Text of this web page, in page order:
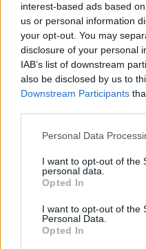
interest-based ads based
us or personal information
your opt-out. You may
disclosure of your personal
IAB’s list of downstream
also be disclosed by us to
Downstream Participants
Please note that this
not limited to your visit or
grant or deny consent to
use your data for below
consent section.
Personal Data
I want to opt-out of the
personal data.
Opted In
I want to opt-out of the
Personal Data.
Opted In
A Pokémon-vonat
FuraTermék•2023. június 26.
A Pokémon
eredetileg kézi
formájában került